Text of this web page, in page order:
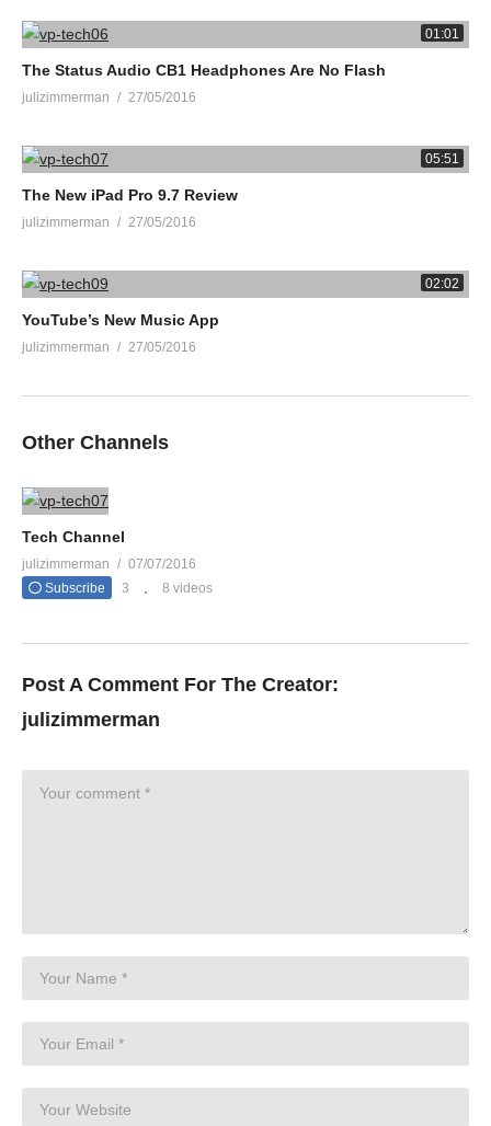
01:01
The Status Audio CB1 Headphones Are No Flash
julizimmerman 27/05/2016
05:51
The New iPad Pro 9.7 Review
julizimmerman 27/05/2016
02:02
YouTube’s New Music App
julizimmerman 27/05/2016
Other Channels
Tech Channel
julizimmerman
07/07/2016
Subscribe
3 8 videos
Post A Comment For The Creator:
julizimmerman